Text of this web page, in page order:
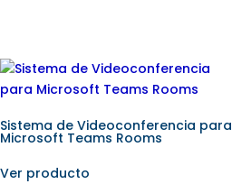
Sistema de Videoconferencia para
Microsoft Teams Rooms
Ver producto